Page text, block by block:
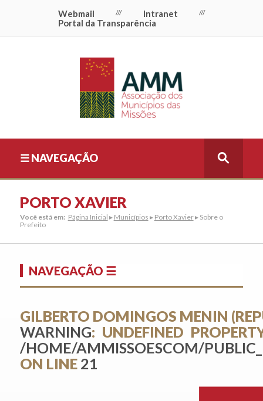
Webmail /// Intranet ///
Portal da Transparência
☰ NAVEGAÇÃO
PORTO XAVIER
Você está em: Página Inicial ▸ Municípios ▸ Porto Xavier▸ Sobre o
Prefeito
GILBERTO DOMINGOS MENIN
WARNING: UNDEFINED
/HOME/AMMISSOESCOM/
ON LINE 21
NAVEGAÇÃO ☰